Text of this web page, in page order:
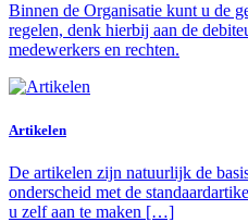
Binnen de Organisatie kunt u de
regelen, denk hierbij aan de
medewerkers en rechten.
Artikelen
De artikelen zijn natuurlijk de
onderscheid met de
u zelf aan te maken […]